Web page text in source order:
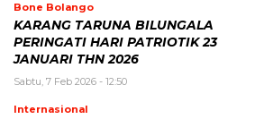
Bone Bolango
KARANG TARUNA BILUNGALA
PERINGATI HARI PATRIOTIK 23
JANUARI THN 2026
Sabtu, 7 Feb 2026 - 12:50
Internasional